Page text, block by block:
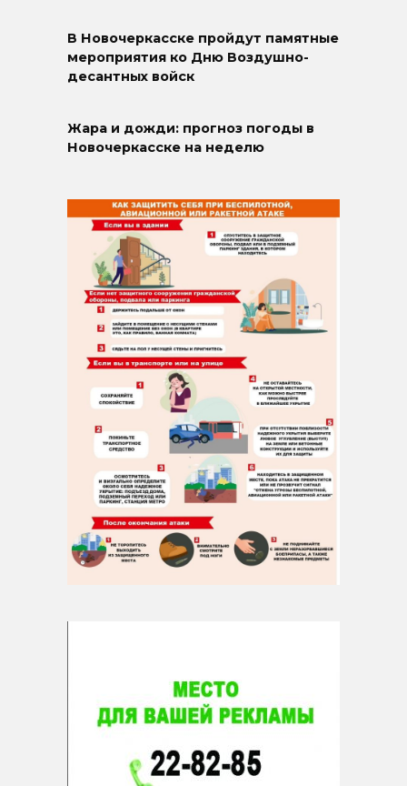
В Новочеркасске пройдут памятные
мероприятия ко Дню Воздушно-
десантных войск
Жара и дожди: прогноз погоды в
Новочеркасске на неделю